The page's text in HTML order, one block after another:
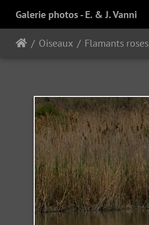
Galerie photos - E. & J. Vanni
Oiseaux Flamants roses